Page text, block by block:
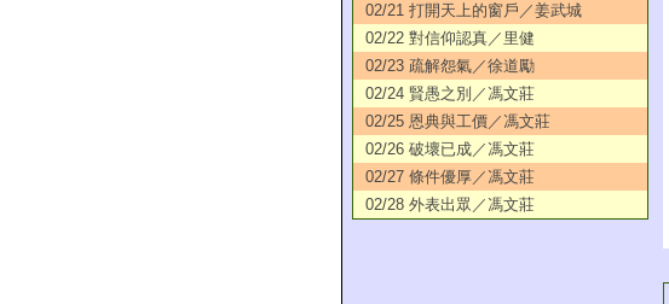
02/21 打開天上的窗戶／姜武城
02/22 對信仰認真／里健
02/23 疏解怨氣／徐道勵
02/24 賢愚之別／馮文莊
02/25 恩典與工價／馮文莊
02/26 破壞已成／馮文莊
02/27 條件優厚／馮文莊
02/28 外表出眾／馮文莊